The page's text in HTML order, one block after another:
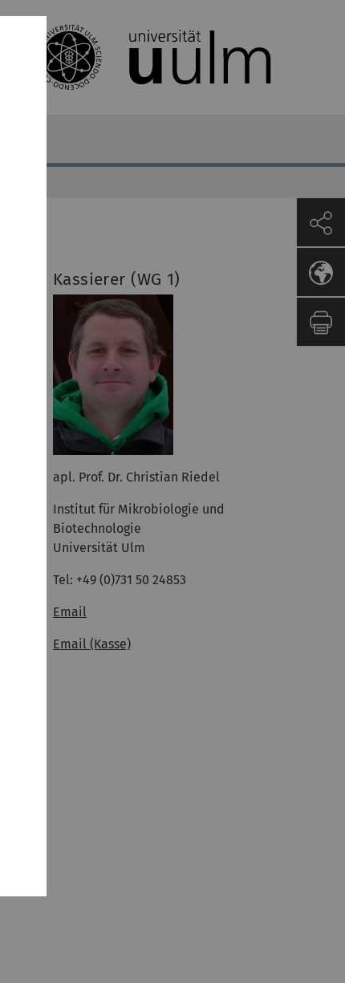
Kassierer (WG 1)
apl. Prof. Dr. Christian Riedel
Institut für Mikrobiologie und
Biotechnologie
Universität Ulm
Tel: +49 (0)731 50 24853
Email
Email (Kasse)